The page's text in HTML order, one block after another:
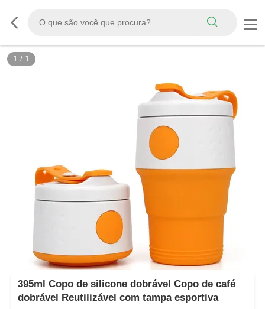
1 / 1
395ml Copo de silicone dobrável Copo de café
dobrável Reutilizável com tampa esportiva